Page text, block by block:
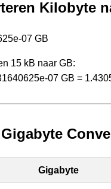
Kilobyte
07 GB
15 kB naar GB:
07 GB =
Gigabyte